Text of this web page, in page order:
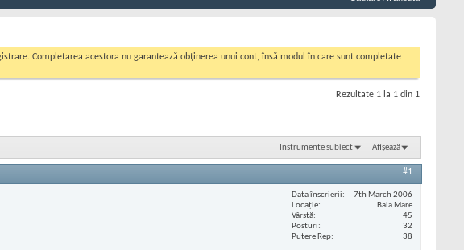
Completarea acestora nu garantează obținerea unui cont, însă modul în care sunt completate
Rezultate 1 la 1 din 1
Instrumente subiect Afișează
#1
Data înscrierii
7th March 2006
Locaţie
Baia Mare
Vârstă
45
Posturi
32
Putere Rep
38